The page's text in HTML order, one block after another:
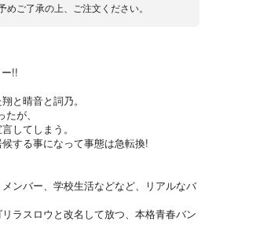
めご了承の上、ご注文ください。
!!
と晴音と詞乃。
が、
してしまう。
する事になって事態は急転換!
ンバー、学校生活などなど、リアルなバ
ラスロウと改名して放つ、本格青春バン